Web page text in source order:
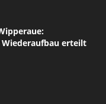
erteilt